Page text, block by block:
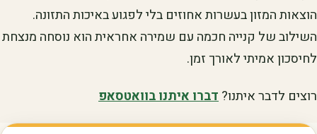
הוצאות המזון בעשרות אחוזים בלי לפגוע באיכות התזונה.
השילוב של קנייה חכמה עם שמירה אחראית הוא נוסחה מנצחת
לחיסכון אמיתי לאורך זמן.
רוצים לדבר איתנו?דברו איתנו בוואטסאפ